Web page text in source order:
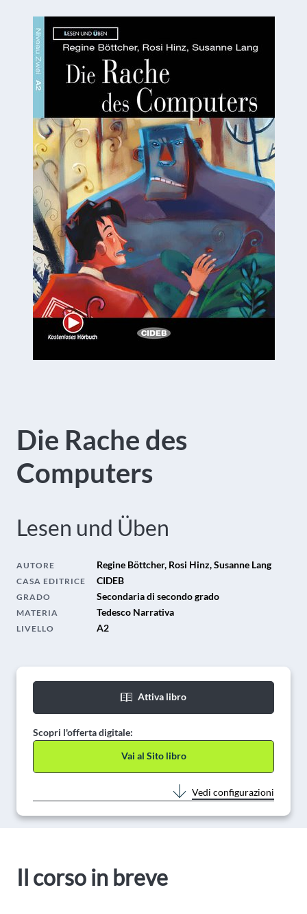
Die Rache des
Computers
Lesen und Üben
AUTORE Regine Böttcher, Rosi Hinz, Susanne Lang
CASA EDITRICE CIDEB
GRADO Secondaria di secondo grado
MATERIA Tedesco Narrativa
LIVELLO A2
Attiva libro
Scopri l'offerta digitale:
Vai al Sito libro
Vedi configurazioni
Il corso in breve